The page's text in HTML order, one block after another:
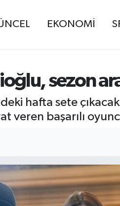
EKONOMİ
sezon
hafta sete
veren başarılı